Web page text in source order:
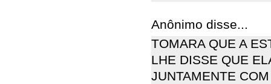
Anônimo disse...
TOMARA QUE A
LHE DISSE QUE
JUNTAMENTE